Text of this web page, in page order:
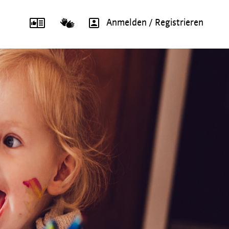
Anmelden / Registrieren